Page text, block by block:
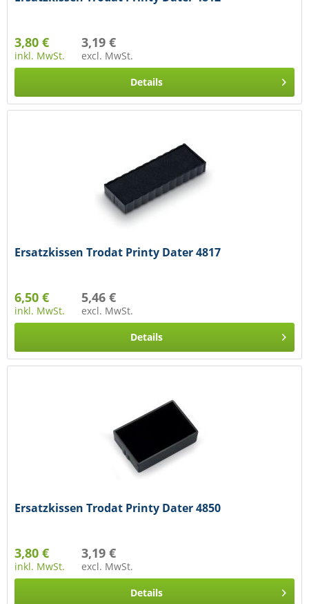
3,80 €
inkl. MwSt.
3,19 €
excl. MwSt.
Details
Ersatzkissen Trodat Printy Dater 4817
6,50 €
inkl. MwSt.
5,46 €
excl. MwSt.
Details
Ersatzkissen Trodat Printy Dater 4850
3,80 €
inkl. MwSt.
3,19 €
excl. MwSt.
Details